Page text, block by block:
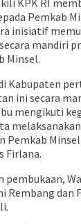
KPK RI
Pemkab
inisiatif
mandiri
Minsel.
Kabupaten
ini secara
mengikuti
Pemkab
Firlana.
Rembang dan